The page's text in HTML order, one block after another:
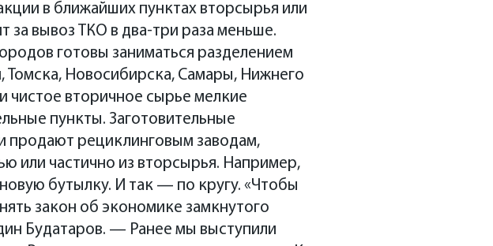
в ближайших пунктах вторсырья или
за вывоз ТКО в два-три раза меньше.
готовы заниматься разделением
Томска, Новосибирска, Самары, Нижнего
чистое вторичное сырье мелкие
пункты. Заготовительные
продают рециклинговым заводам,
или частично из вторсырья. Например,
бутылку. И так — по кругу. «Чтобы
закон об экономике замкнутого
Будатаров. — Ранее мы выступили